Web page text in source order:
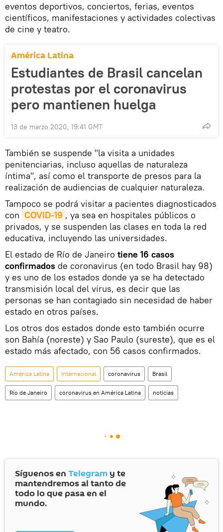
eventos deportivos, conciertos, ferias, eventos
científicos, manifestaciones y actividades colectivas
de cine y teatro.
América Latina
Estudiantes de Brasil cancelan
protestas por el coronavirus
pero mantienen huelga
13 de marzo 2020, 19:41 GMT
También se suspende "la visita a unidades
penitenciarias, incluso aquellas de naturaleza
íntima", así como el transporte de presos para la
realización de audiencias de cualquier naturaleza.
Tampoco se podrá visitar a pacientes diagnosticados
con COVID-19 , ya sea en hospitales públicos o
privados, y se suspenden las clases en toda la red
educativa, incluyendo las universidades.
El estado de Río de Janeiro tiene 16 casos
confirmados de coronavirus (en todo Brasil hay 98)
y es uno de los estados donde ya se ha detectado
transmisión local del virus, es decir que las
personas se han contagiado sin necesidad de haber
estado en otros países.
Los otros dos estados donde esto también ocurre
son Bahía (noreste) y Sao Paulo (sureste), que es el
estado más afectado, con 56 casos confirmados.
América Latina Internacional coronavirus Brasil
Río de Janeiro coronavirus en América Latina noticias
Síguenos en Telegram y te
mantendremos al tanto de
todo lo que pasa en el
mundo.